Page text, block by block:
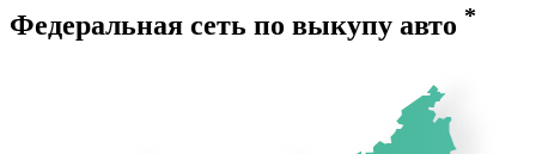
Федеральная сеть по выкупу авто *